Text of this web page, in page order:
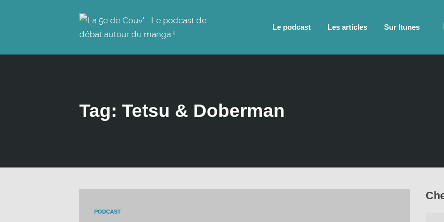
Le podcast Les articles Sur Itunes
Tag: Tetsu & Doberman
PODCAST